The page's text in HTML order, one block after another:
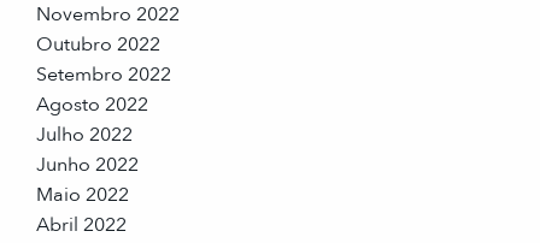
Novembro 2022
Outubro 2022
Setembro 2022
Agosto 2022
Julho 2022
Junho 2022
Maio 2022
Abril 2022